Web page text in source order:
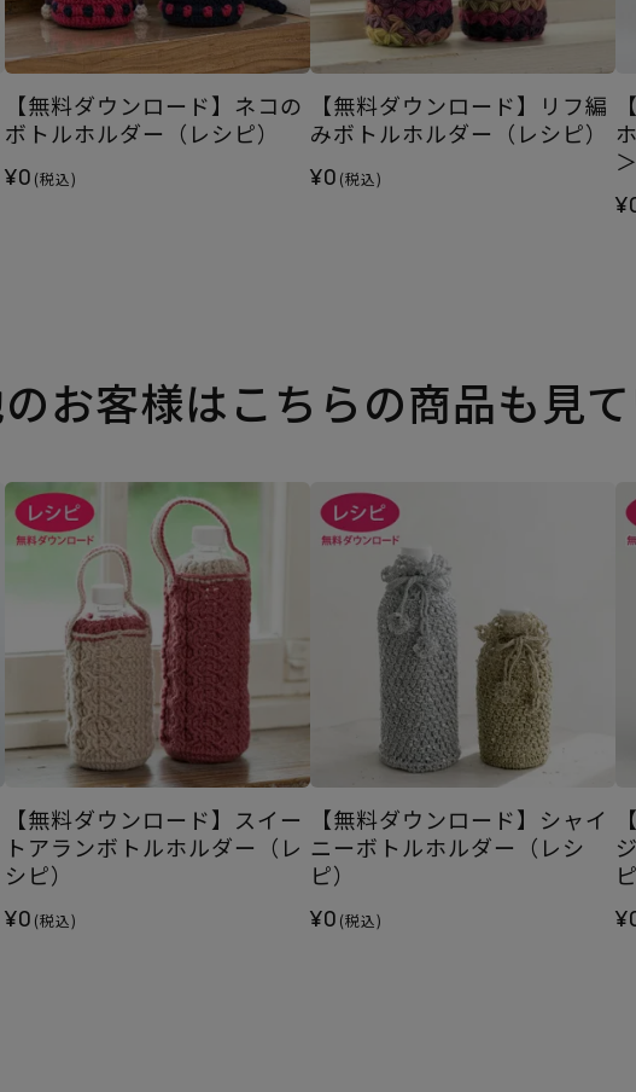
【無料ダウンロード】ネコの
ボトルホルダー（レシピ）
¥0 (税込)
【無料ダウンロード】リフ編
みボトルホルダー（レシピ）
¥0 (税込)
お客様はこちらの商品も見
【無料ダウンロード】スイー
トアランボトルホルダー（レ
シピ）
¥0 (税込)
【無料ダウンロード】シャイ
ニーボトルホルダー（レシ
ピ）
¥0 (税込)